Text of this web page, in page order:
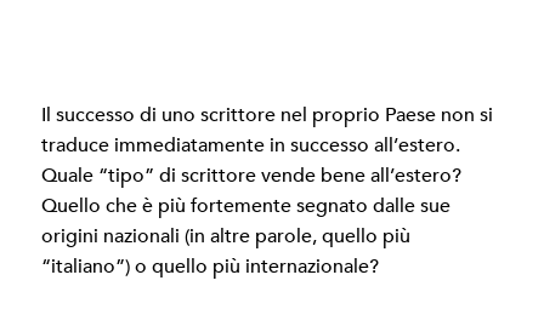
Il successo di uno scrittore nel proprio Paese non si
traduce immediatamente in successo all’estero.
Quale “tipo” di scrittore vende bene all’estero?
Quello che è più fortemente segnato dalle sue
origini nazionali (in altre parole, quello più
“italiano”) o quello più internazionale?